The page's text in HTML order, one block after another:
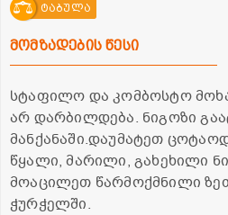
ტაბულა
მომზადების წესი
სტაფილო და კომბოსტო
არ დარბილდება. ნიგოზი
მანქანაში.დაუმატეთ
წყალი, მარილი, გახეხილი
მოაცილეთ წარმოქმნილი
ჭურჭელში.